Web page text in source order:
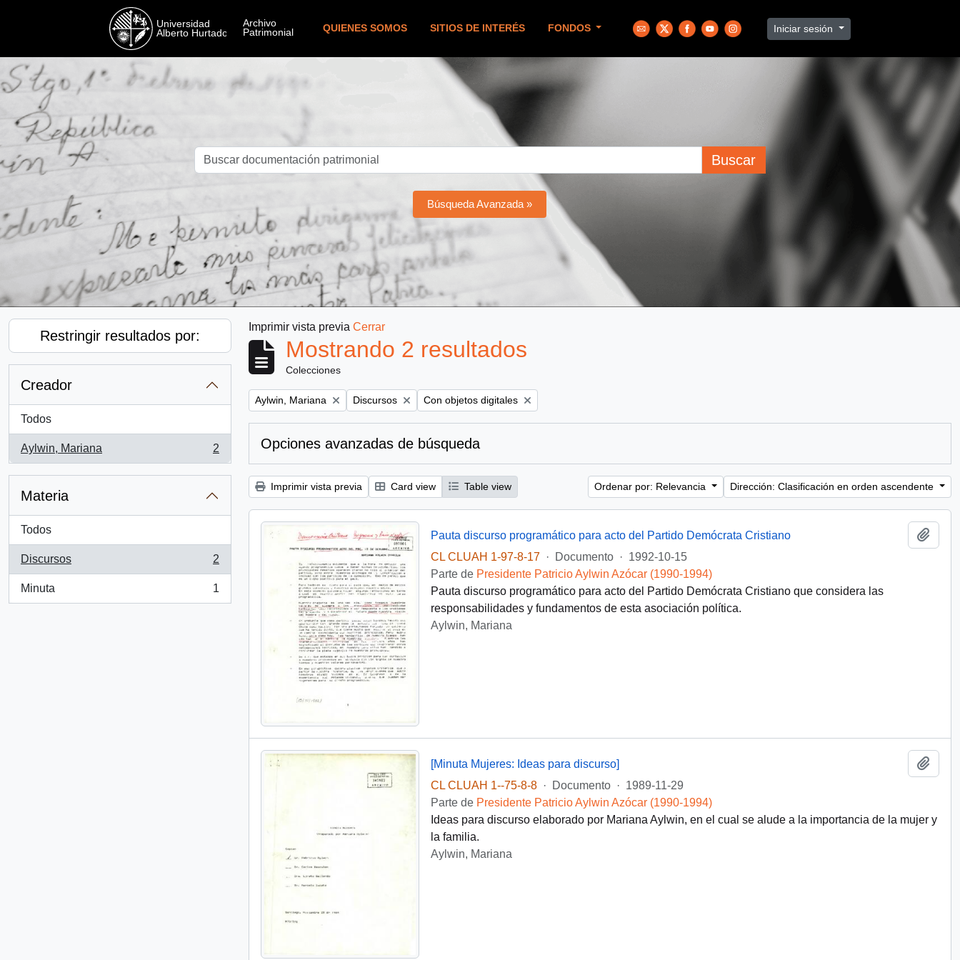
QUIENES SOMOS SITIOS DE INTERÉS FONDOS Iniciar sesión
Buscar
Búsqueda Avanzada »
Restringir resultados por:
Creador
Todos
Aylwin, Mariana
, 2 resultados
2
Materia
Todos
Discursos
, 2 resultados
2
Minuta
, 1 resultados
1
Imprimir vista previa Cerrar
Mostrando 2 resultados
Colecciones
Remove filter:
Aylwin, Mariana Remove filter:
Discursos Remove filter:
Con objetos digitales
Opciones avanzadas de búsqueda
Imprimir vista previa Card view Table view Ordenar por: Relevancia Dirección: Clasificación en orden ascendente
Pauta discurso programático para acto del Partido Demócrata Cristiano
CL CLUAH 1-97-8-17
· Documento · 1992-10-15
Parte de Presidente Patricio Aylwin Azócar (1990-1994)
Pauta discurso programático para acto del Partido Demócrata Cristiano que considera las
responsabilidades y fundamentos de esta asociación política.
Aylwin, Mariana
[Minuta Mujeres: Ideas para discurso]
CL CLUAH 1--75-8-8
· Documento · 1989-11-29
Parte de Presidente Patricio Aylwin Azócar (1990-1994)
Ideas para discurso elaborado por Mariana Aylwin, en el cual se alude a la importancia de la mujer y
la familia.
Aylwin, Mariana